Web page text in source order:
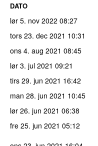
DATO
lør 5. nov 2022 08:27
tors 23. dec 2021 10:31
ons 4. aug 2021 08:45
lør 3. jul 2021 09:21
tirs 29. jun 2021 16:42
man 28. jun 2021 10:45
lør 26. jun 2021 06:38
fre 25. jun 2021 05:12